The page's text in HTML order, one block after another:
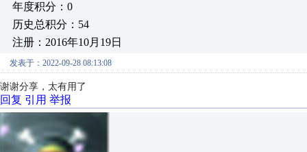
年度积分：0
历史总积分：54
注册：2016年10月19日
发表于：2022-09-28 08:13:08
谢谢分享，太有用了
回复 引用 举报